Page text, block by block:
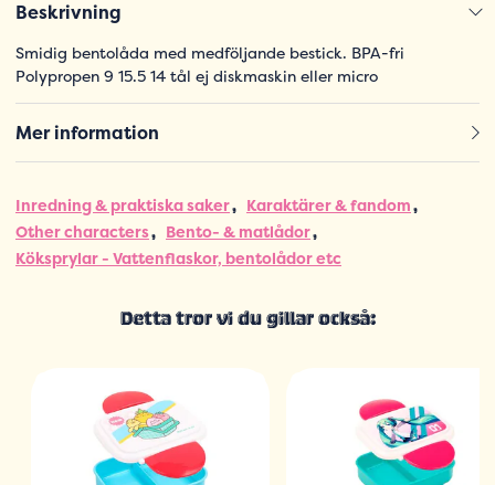
Beskrivning
Smidig bentolåda med medföljande bestick. BPA-fri
Polypropen 9 15.5 14 tål ej diskmaskin eller micro
Mer information
Inredning & praktiska saker
Karaktärer & fandom
Other characters
Bento- & matlådor
Köksprylar - Vattenflaskor, bentolådor etc
Detta tror vi du gillar också: